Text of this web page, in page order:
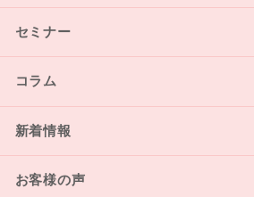
セミナー
コラム
新着情報
お客様の声